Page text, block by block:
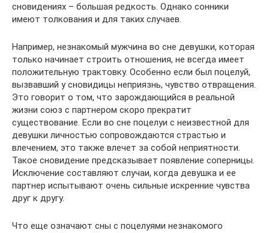
сновидениях – большая редкость. Однако сонники
имеют толкования и для таких случаев.
Например, незнакомый мужчина во сне девушки, которая
только начинает строить отношения, не всегда имеет
положительную трактовку. Особенно если был поцелуй,
вызвавший у сновидицы неприязнь, чувство отвращения.
Это говорит о том, что зарождающийся в реальной
жизни союз с партнером скоро прекратит
существование. Если во сне поцелуи с неизвестной для
девушки личностью сопровождаются страстью и
влечением, это также влечет за собой неприятности.
Такое сновидение предсказывает появление соперницы.
Исключение составляют случаи, когда девушка и ее
партнер испытывают очень сильные искренние чувства
друг к другу.
Что еще означают сны с поцелуями незнакомого